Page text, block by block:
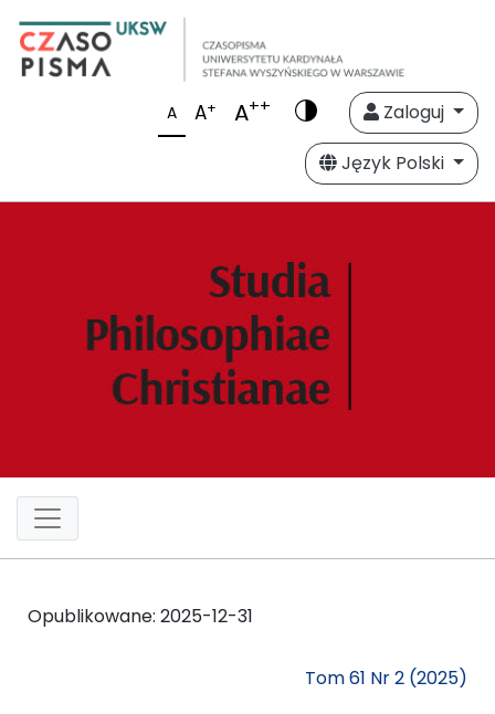
A A+ A++
Zaloguj
Język Polski
Opublikowane: 2025-12-31
Tom 61 Nr 2 (2025)